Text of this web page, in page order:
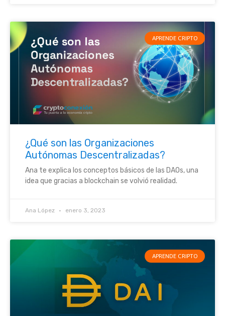
APRENDE CRIPTO
¿Qué son las Organizaciones
Autónomas Descentralizadas?
Ana te explica los conceptos básicos de las DAOs, una
idea que gracias a blockchain se volvió realidad.
Ana López enero 3, 2023
APRENDE CRIPTO